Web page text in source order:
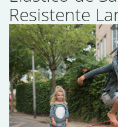
Resistente